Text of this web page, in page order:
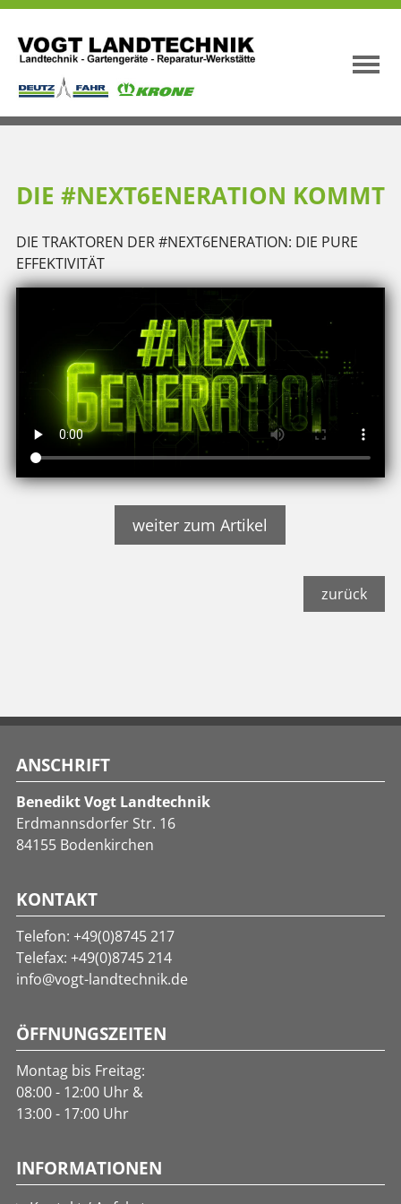
DIE #NEXT6ENERATION KOMMT
DIE TRAKTOREN DER #NEXT6ENERATION: DIE PURE
EFFEKTIVITÄT
weiter zum Artikel
zurück
ANSCHRIFT
Benedikt Vogt Landtechnik
Erdmannsdorfer Str. 16
84155 Bodenkirchen
KONTAKT
Telefon: +49(0)8745 217
Telefax: +49(0)8745 214
info@vogt-landtechnik.de
ÖFFNUNGSZEITEN
Montag bis Freitag:
08:00 - 12:00 Uhr &
13:00 - 17:00 Uhr
INFORMATIONEN